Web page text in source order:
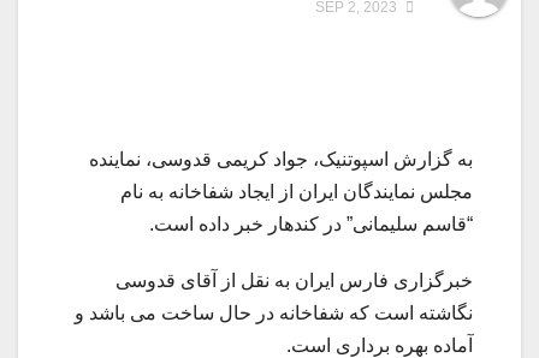
به گزارش اسپوتنیک، جواد کریمی قدوسی، نماینده
مجلس نمایندگان ایران از ایجاد شفاخانه به نام
“قاسم سلیمانی” در کندهار خبر داده است.
خبرگزاری فارس ایران به نقل از آقای قدوسی
نگاشته است که شفاخانه در حال ساخت می باشد و
آماده بهره برداری است.